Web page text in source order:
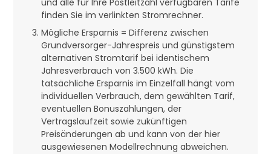
und alle für Ihre Postleitzahl verfügbaren Tarife
finden Sie im verlinkten Stromrechner.
Mögliche Ersparnis = Differenz zwischen
Grundversorger-Jahrespreis und günstigstem
alternativen Stromtarif bei identischem
Jahresverbrauch von 3.500 kWh. Die
tatsächliche Ersparnis im Einzelfall hängt vom
individuellen Verbrauch, dem gewählten Tarif,
eventuellen Bonuszahlungen, der
Vertragslaufzeit sowie zukünftigen
Preisänderungen ab und kann von der hier
ausgewiesenen Modellrechnung abweichen.